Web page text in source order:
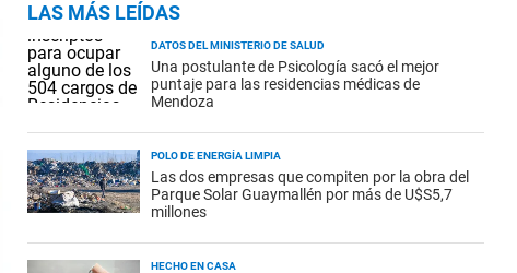
LAS MÁS LEÍDAS
DATOS DEL MINISTERIO DE SALUD
Una postulante de Psicología sacó el mejor
puntaje para las residencias médicas de
Mendoza
POLO DE ENERGÍA LIMPIA
Las dos empresas que compiten por la obra del
Parque Solar Guaymallén por más de U$S5,7
millones
HECHO EN CASA